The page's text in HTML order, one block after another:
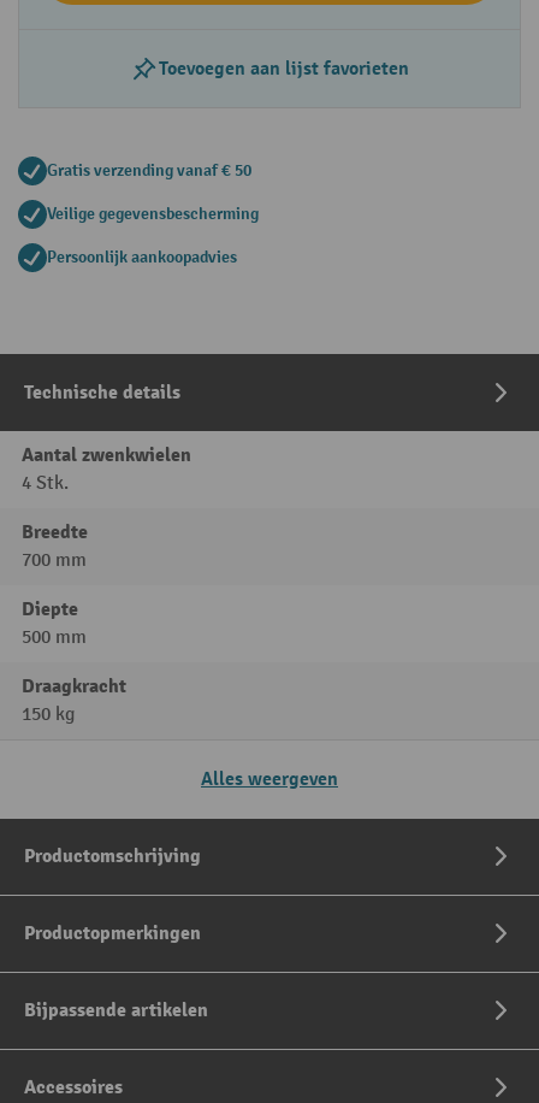
Toevoegen aan lijst favorieten
Gratis verzending vanaf € 50
Veilige gegevensbescherming
Persoonlijk aankoopadvies
Technische details
Aantal zwenkwielen
4 Stk.
Breedte
700 mm
Diepte
500 mm
Draagkracht
150 kg
Alles weergeven
Productomschrijving
Productopmerkingen
Bijpassende artikelen
Accessoires